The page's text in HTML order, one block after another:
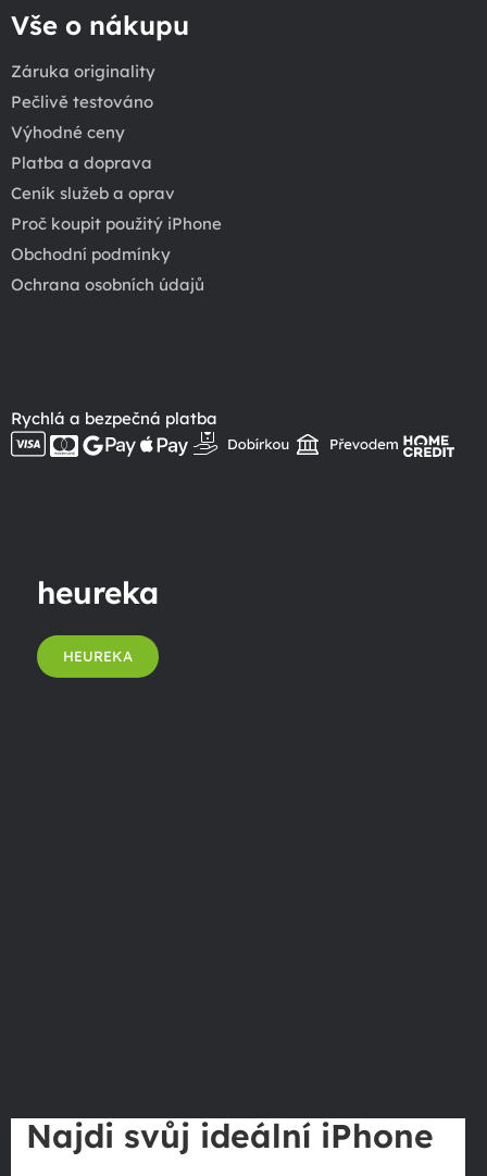
Vše o nákupu
Záruka originality
Pečlivě testováno
Výhodné ceny
Platba a doprava
Ceník služeb a oprav
Proč koupit použitý iPhone
Obchodní podmínky
Ochrana osobních údajů
Rychlá a bezpečná platba
heureka
HEUREKA
Najdi svůj ideální iPhone